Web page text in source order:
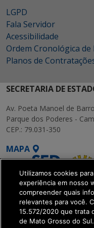
LGPD
Fala Servidor
Acessibilidade
Ordem Cronológica de
Planos de
SECRETARIA DE
Av. Poeta Manoel de
Parque dos Poderes -
CEP.: 79.031-350
MAPA
SETDIG | Secretaria-
Utilizamos cookies
experiência em nosso
compreender quais
relevantes para você.
15.572/2020 que trata
de Mato Grosso do Sul.